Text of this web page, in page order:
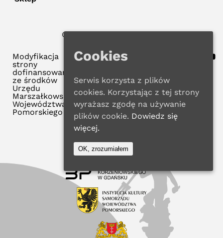
© 2023 WMBP w Gdańsku
Modyfikacja
strony
dofinansowana
ze środków
Urzędu
Marszałkowskiego
Województwa
Pomorskiego
Cookies
Serwis korzysta z plików
cookies. Korzystając z tej strony
wyrażasz zgodę na używanie
plików cookie. Dowiedz się
więcej.
OK, zrozumiałem